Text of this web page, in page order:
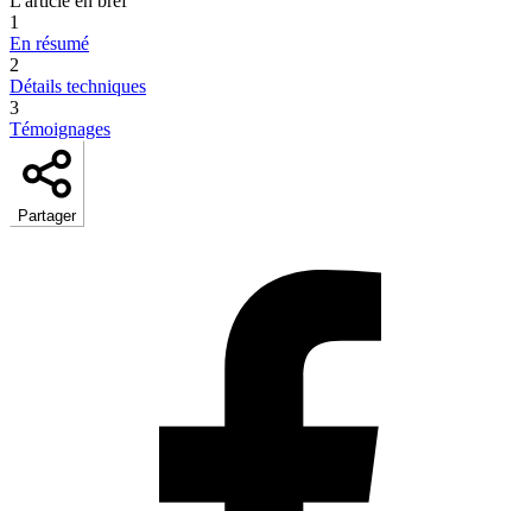
1
En résumé
2
Détails techniques
3
Témoignages
Partager